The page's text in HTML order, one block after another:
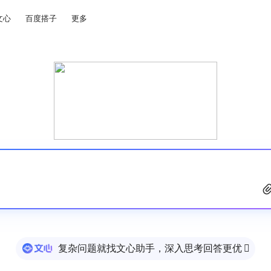
心 百度搭子 更多
复杂问题就找文心助手，深入思考回答更优 